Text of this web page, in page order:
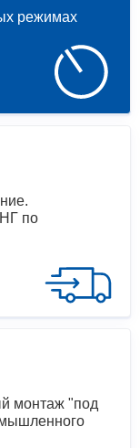
по
монтаж "под
режимах